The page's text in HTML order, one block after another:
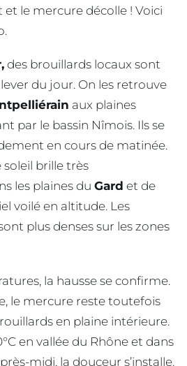
le mercure décolle ! Voici
des brouillards locaux sont
du jour. On les retrouve
aux plaines
par le bassin Nîmois. Ils se
en cours de matinée.
soleil brille très
les plaines du Gard et de
voilé en altitude. Les
plus denses sur les zones
la hausse se confirme.
le mercure reste toutefois
en plaine intérieure.
en vallée du Rhône et dans
midi, la douceur s’installe.